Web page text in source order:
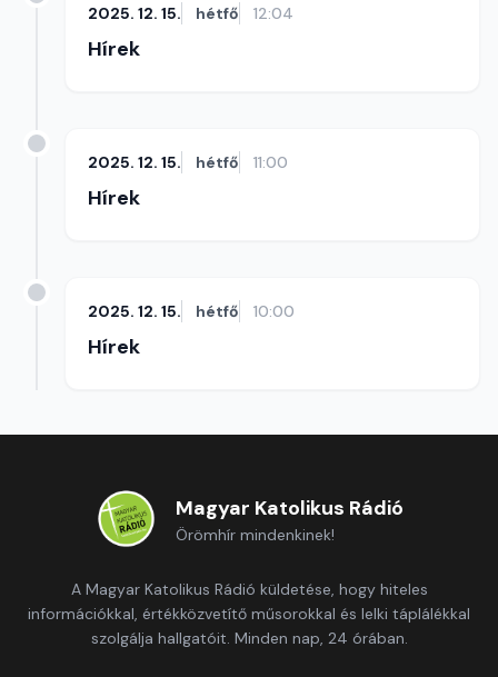
2025. 12. 15. hétfő 12:04
Hírek
2025. 12. 15. hétfő 11:00
Hírek
2025. 12. 15. hétfő 10:00
Hírek
Magyar Katolikus Rádió
Örömhír mindenkinek!
A Magyar Katolikus Rádió küldetése, hogy hiteles
információkkal, értékközvetítő műsorokkal és lelki táplálékkal
szolgálja hallgatóit. Minden nap, 24 órában.